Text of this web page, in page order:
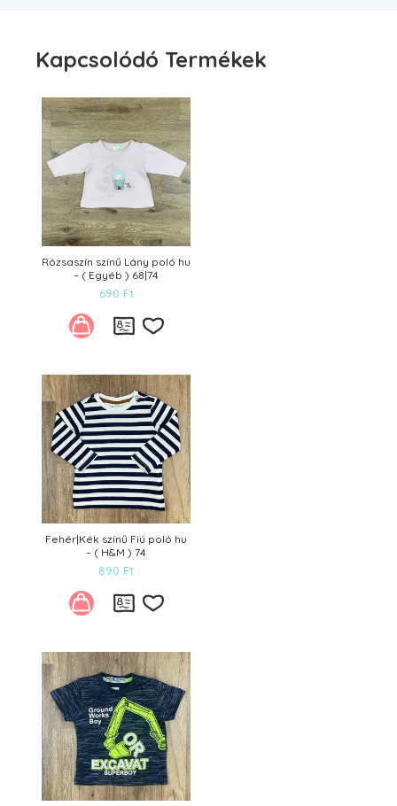
Kapcsolódó Termékek
Rózsaszín színű Lány poló hu
– ( Egyéb ) 68|74
690 Ft
Kívánságlistára
Fehér|Kék színű Fiú poló hu
– ( H&M ) 74
890 Ft
Kívánságlistára